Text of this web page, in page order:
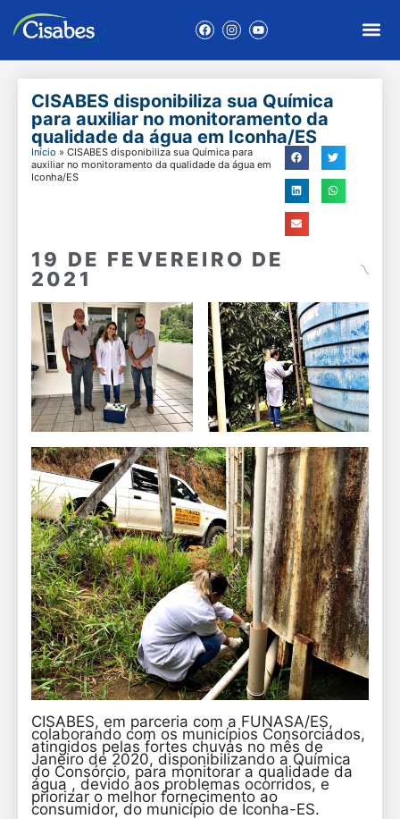
CISABES disponibiliza sua Química
para auxiliar no monitoramento da
qualidade da água em Iconha/ES
Início » CISABES disponibiliza sua Química para
auxiliar no monitoramento da qualidade da água em
Iconha/ES
19 DE FEVEREIRO DE
2021
CISABES, em parceria com a FUNASA/ES,
colaborando com os municípios Consorciados,
atingidos pelas fortes chuvas no mês de
Janeiro de 2020, disponibilizando a Química
do Consórcio, para monitorar a qualidade da
água , devido aos problemas ocorridos, e
priorizar o melhor fornecimento ao
consumidor, do município de Iconha-ES.